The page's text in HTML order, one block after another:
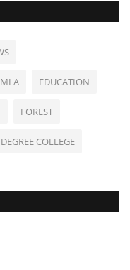
MLA EDUCATION
FOREST
DEGREE COLLEGE